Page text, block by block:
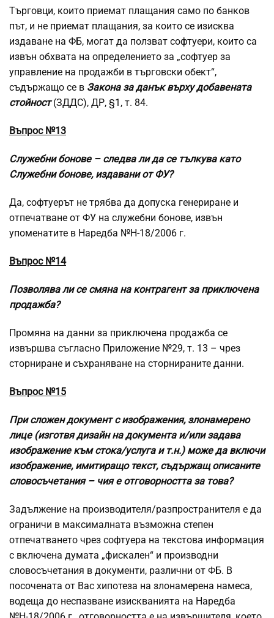
Търговци, които приемат плащания само по банков
път, и не приемат плащания, за които се изисква
издаване на ФБ, могат да ползват софтуери, които са
извън обхвата на определението за „софтуер за
управление на продажби в търговски обект“,
съдържащо се в Закона за данък върху добавената
стойност(ЗДДС), ДР, §1, т. 84.
Въпрос №13
Служебни бонове – следва ли да се тълкува като
Служебни бонове, издавани от ФУ?
Да, софтуерът не трябва да допуска генериране и
отпечатване от ФУ на служебни бонове, извън
упоменатите в Наредба №Н-18/2006 г.
Въпрос №14
Позволява ли се смяна на контрагент за приключена
продажба?
Промяна на данни за приключена продажба се
извършва съгласно Приложение №29, т. 13 – чрез
сторниране и съхраняване на сторнираните данни.
Въпрос №15
При сложен документ с изображения, злонамерено
лице (изготвя дизайн на документа и/или задава
изображение към стока/услуга и т.н.) може да включи
изображение, имитиращо текст, съдържащ описаните
словосъчетания – чия е отговорността за това?
Задължение на производителя/разпространителя е да
ограничи в максималната възможна степен
отпечатването чрез софтуера на текстова информация
с включена думата „фискален“ и производни
словосъчетания в документи, различни от ФБ. В
посочената от Вас хипотеза на злонамерена намеса,
водеща до неспазване изискванията на Наредба